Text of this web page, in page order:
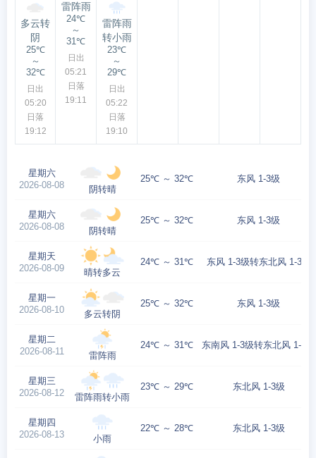
多云转
阴
25℃
～
32℃
日出
05:20
日落
19:12
雷阵雨
24℃
～
31℃
日出
05:21
日落
19:11
雷阵雨
转小雨
23℃
～
29℃
日出
05:22
日落
19:10
星期六
2026-08-08
阴转晴
25℃ ～ 32℃ 东风 1-3级
星期六
2026-08-08
阴转晴
25℃ ～ 32℃ 东风 1-3级
星期天
2026-08-09
晴转多云
24℃ ～ 31℃ 东风 1-3级转东北风 1-3级
星期一
2026-08-10
多云转阴
25℃ ～ 32℃ 东风 1-3级
星期二
2026-08-11
雷阵雨
24℃ ～ 31℃ 东南风 1-3级转东北风 1-3级
星期三
2026-08-12
雷阵雨转小雨
23℃ ～ 29℃ 东北风 1-3级
星期四
2026-08-13
小雨
22℃ ～ 28℃ 东北风 1-3级